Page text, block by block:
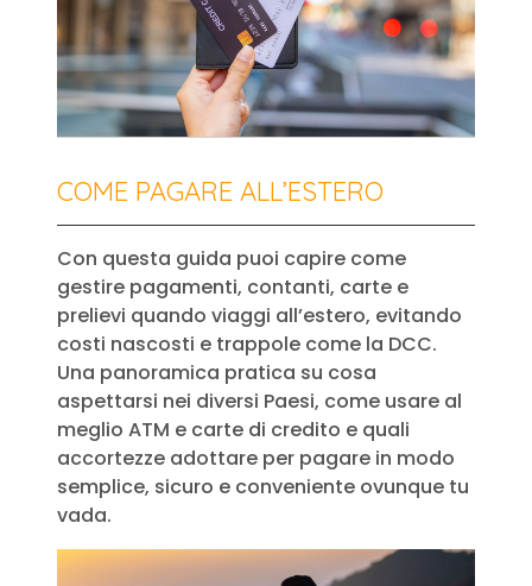
COME PAGARE ALL’ESTERO
Con questa guida puoi capire come
gestire pagamenti, contanti, carte e
prelievi quando viaggi all’estero, evitando
costi nascosti e trappole come la DCC.
Una panoramica pratica su cosa
aspettarsi nei diversi Paesi, come usare al
meglio ATM e carte di credito e quali
accortezze adottare per pagare in modo
semplice, sicuro e conveniente ovunque tu
vada.